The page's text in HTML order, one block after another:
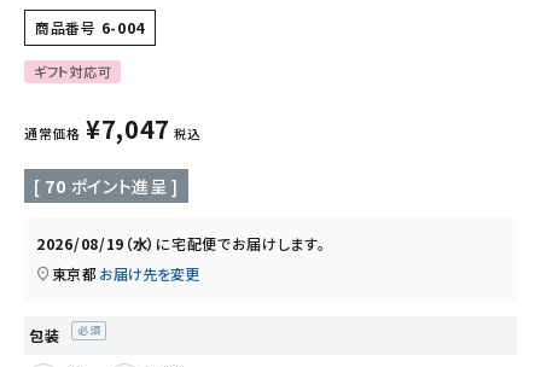
コンテンツ
ご利用ガイド
プライバシーポリシー
商品番号 6-004
ギフト対応可
通常価格 ¥7,047 税込
[ 70 ポイント進呈 ]
2026/08/19（水） に宅配便でお届けします。
東京都 お届け先を変更
包装